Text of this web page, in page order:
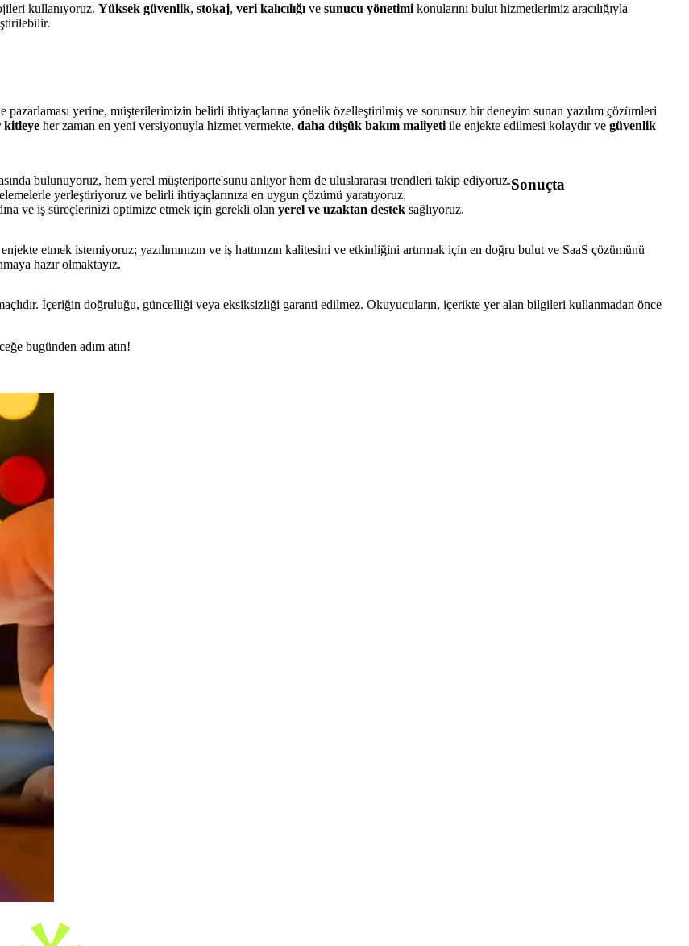
kullanıyoruz. Yüksek güvenlik, stokaj, veri kalıcılığı ve sunucu yönetimi konularını bulut hizmetlerimiz aracılığıyla
yerine, müşterilerimizin belirli ihtiyaçlarına yönelik özelleştirilmiş ve sorunsuz bir deneyim sunan yazılım çözümleri
kitleye her zaman en yeni versiyonuyla hizmet vermekte, daha düşük bakım maliyeti ile enjekte edilmesi kolaydır ve güvenlik
bulunuyoruz, hem yerel müşteriporte'sunu anlıyor hem de uluslararası trendleri takip ediyoruz.
yerleştiriyoruz ve belirli ihtiyaçlarınıza en uygun çözümü yaratıyoruz.
ve iş süreçlerinizi optimize etmek için gerekli olan yerel ve uzaktan destek sağlıyoruz.
Sonuçta
etmek istemiyoruz; yazılımınızın ve iş hattınızın kalitesini ve etkinliğini artırmak için en doğru bulut ve SaaS çözümünü
hazır olmaktayız.
İçeriğin doğruluğu, güncelliği veya eksiksizliği garanti edilmez. Okuyucuların, içerikte yer alan bilgileri kullanmadan önce
bugünden adım atın!